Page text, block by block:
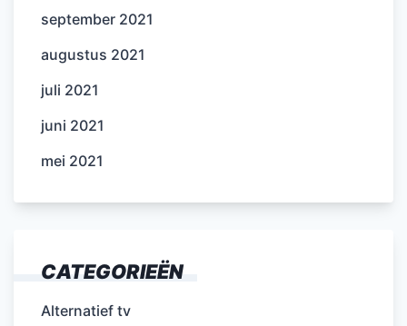
september 2021
augustus 2021
juli 2021
juni 2021
mei 2021
CATEGORIEËN
Alternatief tv